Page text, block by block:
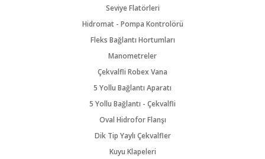
Seviye Flatörleri
Hidromat - Pompa Kontrolörü
Fleks Bağlantı Hortumları
Manometreler
Çekvalfli Robex Vana
5 Yollu Bağlantı Aparatı
5 Yollu Bağlantı - Çekvalfli
Oval Hidrofor Flanşı
Dik Tip Yaylı Çekvalfler
Kuyu Klapeleri